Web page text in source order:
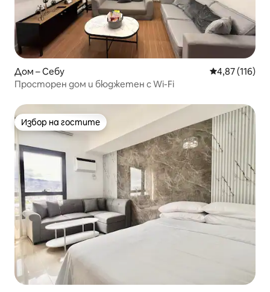
Дом – Себу Средна
4,87 (116)
Просторен дом и бюджетен с Wi-Fi
Избор на гостите
Избор на гостите